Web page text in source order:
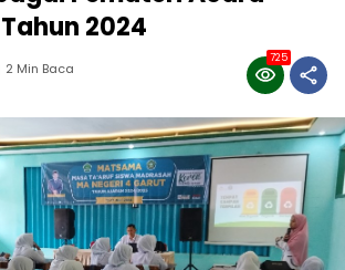
2024
2 Min Baca
725